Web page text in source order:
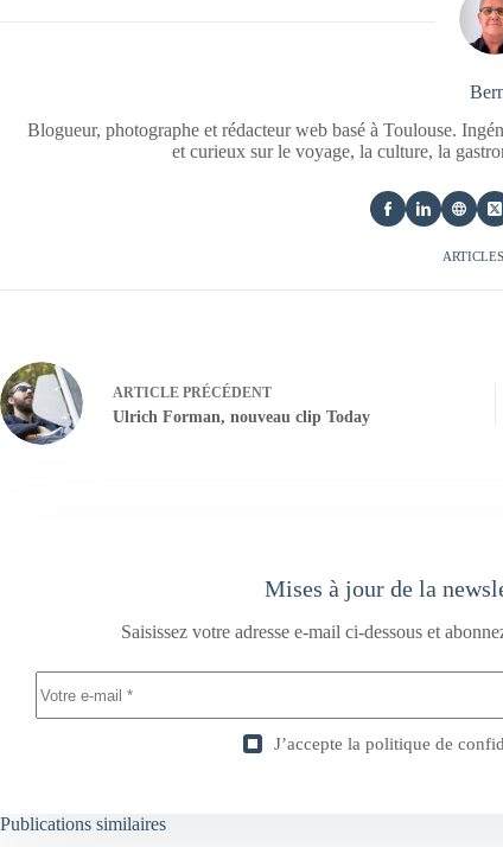
Blogueur, photographe et rédacteur web basé à Toulouse.
et curieux sur le voyage, la culture, la
ARTICLE PRÉCÉDENT
Ulrich Forman, nouveau clip Today
Mises à jour de la
Saisissez votre adresse e-mail ci-dessous et
J’accepte la politique de
Publications similaires